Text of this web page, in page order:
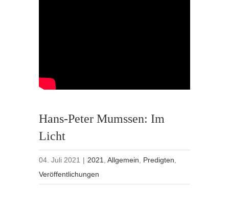
Hans-Peter Mumssen: Im
Licht
04. Juli 2021 | 2021 ,Allgemein Predigten
Veröffentlichungen